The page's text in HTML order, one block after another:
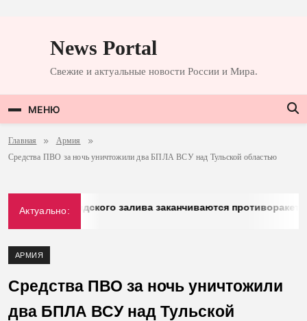
содержимомуNews Portal
Свежие и актуальные новости России и Мира.
МЕНЮ
Главная
Армия
Средства ПВО за ночь уничтожили два БПЛА ВСУ над Тульской областью
Актуально:
стран Персидского залива заканчиваются противоракеты
АРМИЯ
Средства ПВО за ночь уничтожили
два БПЛА ВСУ над Тульской